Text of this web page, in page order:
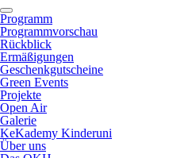
Programm
Programmvorschau
Rückblick
Ermäßigungen
Geschenkgutscheine
Green Events
Projekte
Open Air
Galerie
KeKademy Kinderuni
Über uns